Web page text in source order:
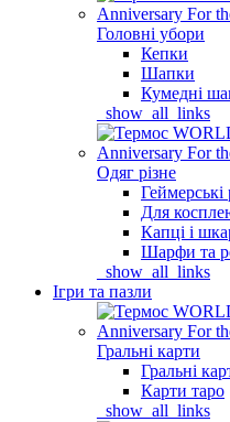
Головні убори
Кепки
Шапки
Кумедні
_show_all_links
Одяг різне
Геймерські
Для
Капці і
Шарфи та
_show_all_links
Ігри та пазли
Гральні карти
Гральні
Карти таро
_show_all_links